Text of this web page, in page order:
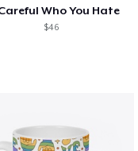
Who You Hate
$46